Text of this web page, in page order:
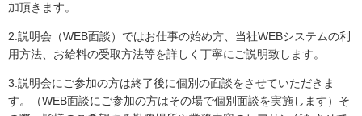
加頂きます。
2.説明会（WEB面談）ではお仕事の始め方、当社WEBシステムの利
用方法、お給料の受取方法等を詳しく丁寧にご説明致します。
3.説明会にご参加の方は終了後に個別の面談をさせていただきま
す。（WEB面談にご参加の方はその場で個別面談を実施します）そ